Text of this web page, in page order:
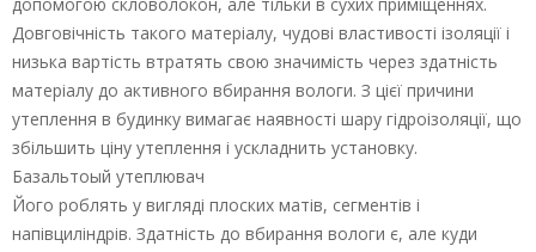
Довговічність такого матеріалу, чудові властивості ізоляції і
низька вартість втратять свою значимість через здатність
матеріалу до активного вбирання вологи. З цієї причини
утеплення в будинку вимагає наявності шару гідроізоляції, що
збільшить ціну утеплення і ускладнить установку.
Базальтоый утеплювач
Його роблять у вигляді плоских матів, сегментів і
напівциліндрів. Здатність до вбирання вологи є, але куди